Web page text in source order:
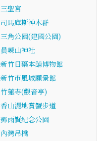
三聖宮
司馬庫斯神木群
三角公園(建國公園)
員崠山神社
新竹日藥本舖博物館
新竹市風城願景館
竹蓮寺(觀音亭)
香山濕地賞蟹步道
鄧雨賢紀念公園
內灣吊橋